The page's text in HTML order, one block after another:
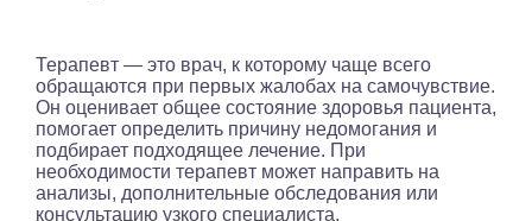
Терапевт — это врач, к которому чаще всего
обращаются при первых жалобах на самочувствие.
Он оценивает общее состояние здоровья пациента,
помогает определить причину недомогания и
подбирает подходящее лечение. При
необходимости терапевт может направить на
анализы, дополнительные обследования или
консультацию узкого специалиста.